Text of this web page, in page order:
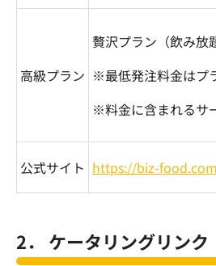
高級プラン
贅沢プラン（飲み放
※最低発注料金はプ
※料金に含まれるサ
公式サイト https://biz-
2． ケータリングリンク